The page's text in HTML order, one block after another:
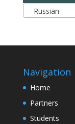
Russian
Navigation
Home
Partners
Students